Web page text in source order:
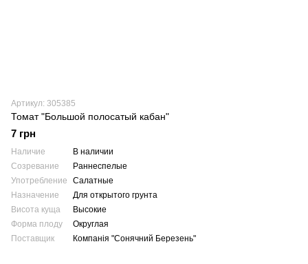
Артикул: 305385
Томат "Большой полосатый кабан"
7 грн
Наличие
В наличии
Созревание
Раннеспелые
Употребление
Салатные
Назначение
Для открытого грунта
Висота куща
Высокие
Форма плоду
Округлая
Поставщик
Компанія "Сонячний Березень"